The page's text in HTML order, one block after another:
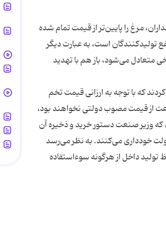
مرغ را پایین‌تر از قیمت تمام شده
تولید‌کنندگان است، به عبارت دیگر
متعادل می‌شود، باز هم با تهدید
که با توجه به ارزانی قیمت تخم
از قیمت مصوب دولتی نخواهند بود،
که وزیر صنعت دستور خرید و ذخیره آن
خودداری می‌کنند. به نظر می‌رسد
داخل از هر‌گونه سوء‌استفاده